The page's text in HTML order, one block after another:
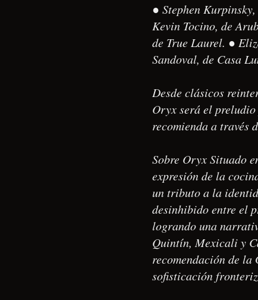
● Stephen
Kevin Tocino, de
de True Laurel. ●
Sandoval, de Casa
Desde clásicos
Oryx será el
recomienda a través
Sobre Oryx Situado
expresión de la
un tributo a la
desinhibido entre el
logrando una
Quintín, Mexicali y
recomendación de
sofisticación